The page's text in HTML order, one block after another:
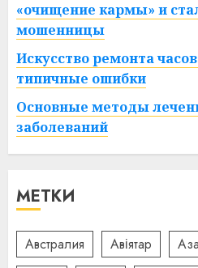
«очищение кармы» и
мошенницы
Искусство ремонта
типичные ошибки
Основные методы
заболеваний
МЕТКИ
Австралия Авіятар